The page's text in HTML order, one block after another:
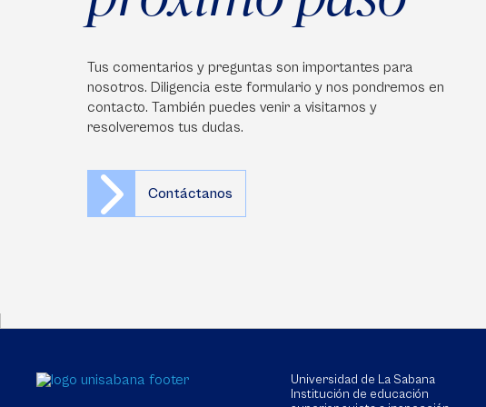
Tus comentarios y preguntas son importantes para
nosotros. Diligencia este formulario y nos pondremos en
contacto. También puedes venir a visitarnos y
resolveremos tus dudas.
Contáctanos
Universidad de La Sabana
Institución de educación